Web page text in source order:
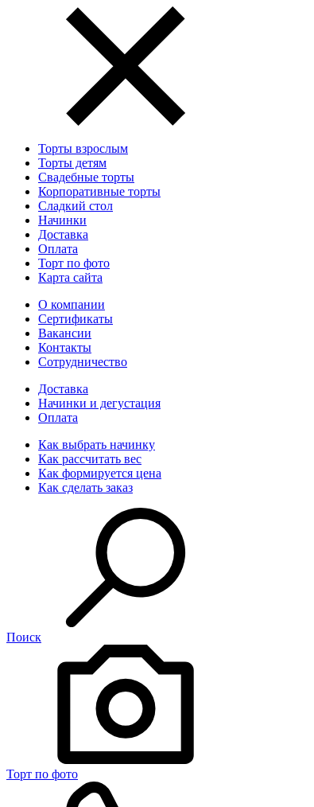
Торты взрослым
Торты детям
Свадебные торты
Корпоративные торты
Сладкий стол
Начинки
Доставка
Оплата
Торт по фото
Карта сайта
О компании
Сертификаты
Вакансии
Контакты
Сотрудничество
Доставка
Начинки и дегустация
Оплата
Как выбрать начинку
Как рассчитать вес
Как формируется цена
Как сделать заказ
Поиск
Торт по фото